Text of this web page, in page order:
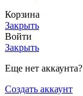
Корзина
Закрыть
Войти
Закрыть
Еще нет аккаунта?
Создать аккаунт